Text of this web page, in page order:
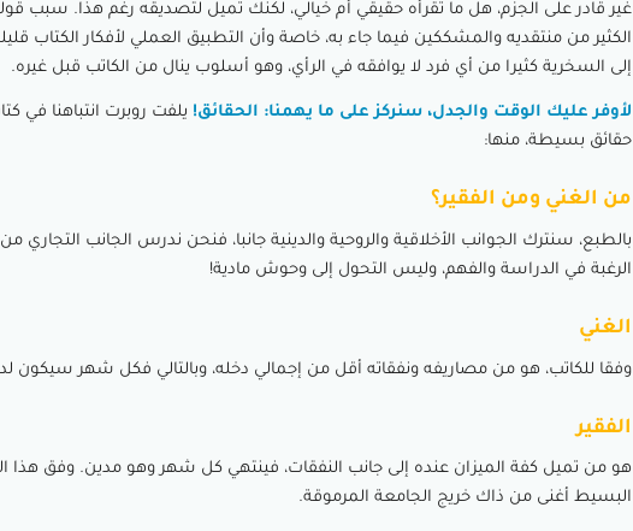
غير قادر على الجزم، هل ما تقرأه حقيقي أم خيالي، لكنك تميل لتصديقه رغم هذا. سبب
الكثير من منتقديه والمشككين فيما جاء به، خاصة وأن التطبيق العملي لأفكار الكتاب
إلى السخرية كثيرا من أي فرد لا يوافقه في الرأي، وهو أسلوب ينال من الكاتب قبل غيره.
لأوفر عليك الوقت والجدل، سنركز على ما يهمنا: الحقائق! يلفت روبرت انتباهنا في
حقائق بسيطة، منها:
من الغني ومن الفقير؟
بالطبع، سنترك الجوانب الأخلاقية والروحية والدينية جانبا، فنحن ندرس الجانب
الرغبة في الدراسة والفهم، وليس التحول إلى وحوش مادية!
الغني
وفقا للكاتب، هو من مصاريفه ونفقاته أقل من إجمالي دخله، وبالتالي فكل شهر سيكون
الفقير
هو من تميل كفة الميزان عنده إلى جانب النفقات، فينتهي كل شهر وهو مدين. وفق هذا
البسيط أغنى من ذاك خريج الجامعة المرموقة.